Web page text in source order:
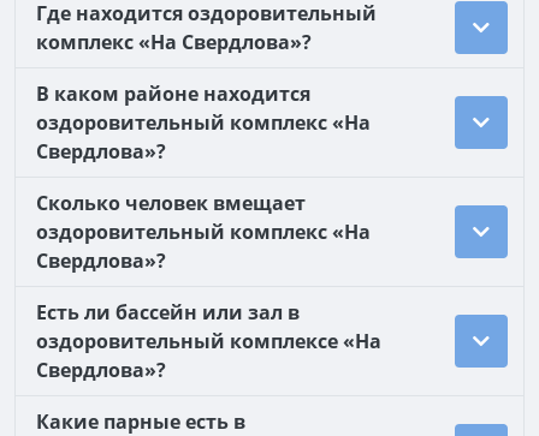
Где находится оздоровительный
комплекс «На Свердлова»?
В каком районе находится
оздоровительный комплекс «На
Свердлова»?
Сколько человек вмещает
оздоровительный комплекс «На
Свердлова»?
Есть ли бассейн или зал в
оздоровительный комплексе «На
Свердлова»?
Какие парные есть в